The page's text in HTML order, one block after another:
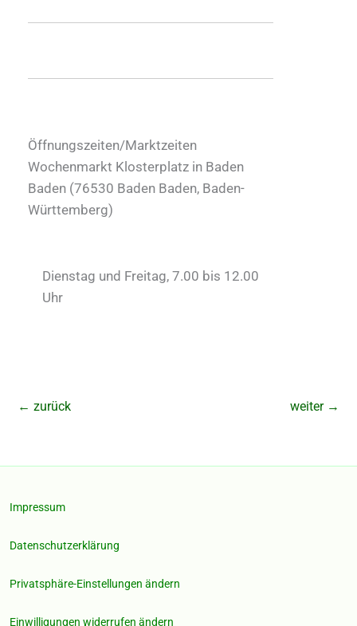
Öffnungszeiten/Marktzeiten
Wochenmarkt Klosterplatz in Baden
Baden (76530 Baden Baden, Baden-
Württemberg)
Dienstag und Freitag, 7.00 bis 12.00
Uhr
← zurück weiter →
Impressum
Datenschutzerklärung
Privatsphäre-Einstellungen ändern
Einwilligungen widerrufen ändern